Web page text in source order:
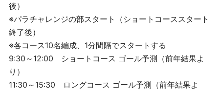
後）
※パラチャレンジの部スタート（ショートコーススタート
終了後）
※各コース10名編成、1分間隔でスタートする
9:30～12:00 ショートコース ゴール予測（前年結果よ
り）
11:30～15:30 ロングコース ゴール予測（前年結果よ